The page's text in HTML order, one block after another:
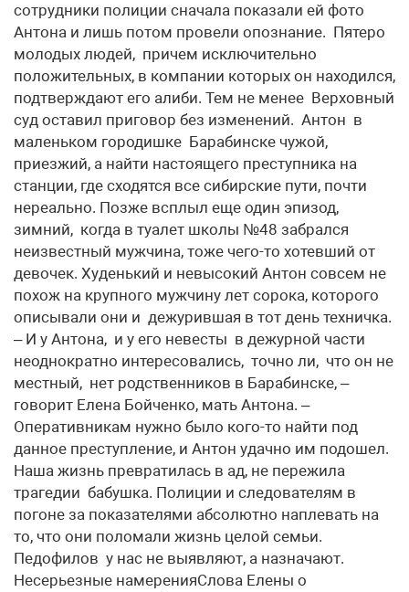
сотрудники полиции сначала показали ей фото
Антона и лишь потом провели опознание. Пятеро
молодых людей, причем исключительно
положительных, в компании которых он находился,
подтверждают его алиби. Тем не менее Верховный
суд оставил приговор без изменений. Антон в
маленьком городишке Барабинске чужой,
приезжий, а найти настоящего преступника на
станции, где сходятся все сибирские пути, почти
нереально. Позже всплыл еще один эпизод,
зимний, когда в туалет школы №48 забрался
неизвестный мужчина, тоже чего-то хотевший от
девочек. Худенький и невысокий Антон совсем не
похож на крупного мужчину лет сорока, которого
описывали они и дежурившая в тот день техничка.
– И у Антона, и у его невесты в дежурной части
неоднократно интересовались, точно ли, что он не
местный, нет родственников в Барабинске, –
говорит Елена Бойченко, мать Антона. –
Оперативникам нужно было кого-то найти под
данное преступление, и Антон удачно им подошел.
Наша жизнь превратилась в ад, не пережила
трагедии бабушка. Полиции и следователям в
погоне за показателями абсолютно наплевать на
то, что они поломали жизнь целой семьи.
Педофилов у нас не выявляют, а назначают.
Несерьезные намеренияСлова Елены о